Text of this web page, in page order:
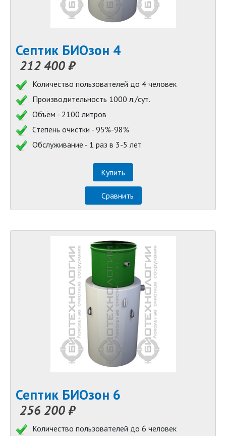
Септик БИОзон 4
212 400 ₽
Количество пользователей до 4 человек
Производительность 1000 л./сут.
Объём - 2100 литров
Степень очистки - 95%-98%
Обслуживание - 1 раз в 3-5 лет
Купить
Сравнить
Септик БИОзон 6
256 200 ₽
Количество пользователей до 6 человек